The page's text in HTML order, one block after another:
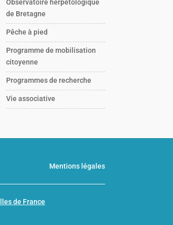
Observatoire herpétologique
de Bretagne
Pêche à pied
Programme de mobilisation
citoyenne
Programmes de recherche
Vie associative
Mentions légales
de France